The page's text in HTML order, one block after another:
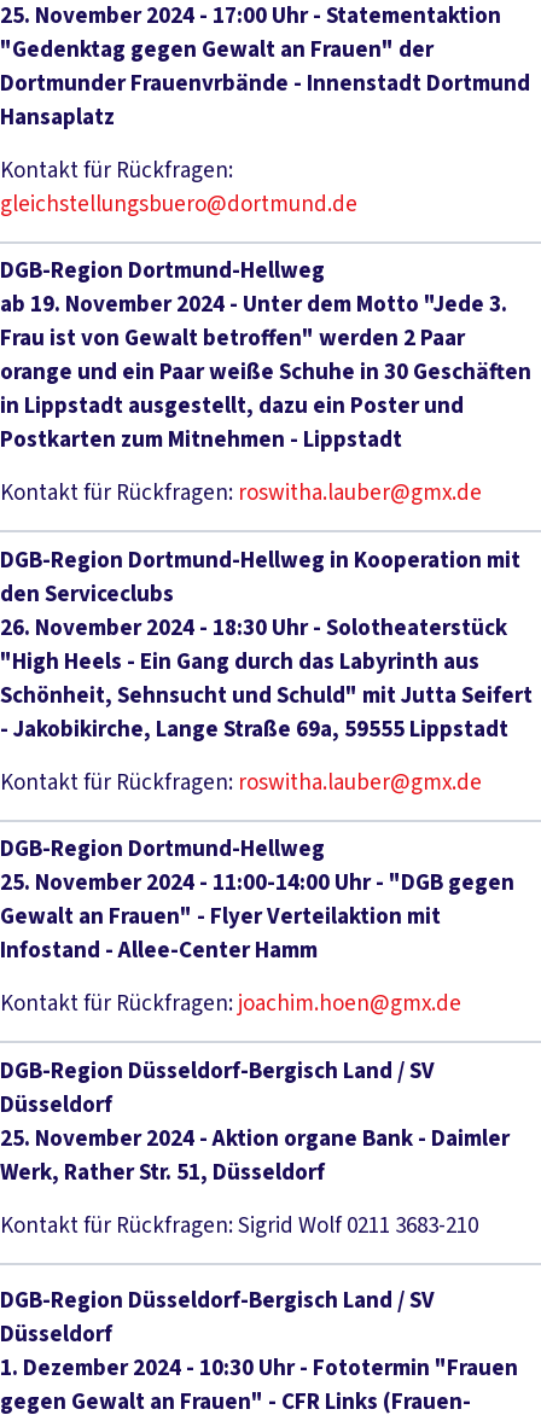
25. November 2024 - 17:00 Uhr - Statementaktion
"Gedenktag gegen Gewalt an Frauen" der
Dortmunder Frauenvrbände - Innenstadt Dortmund
Hansaplatz
Kontakt für Rückfragen:
gleichstellungsbuero@dortmund.de
DGB-Region Dortmund-Hellweg
ab 19. November 2024 - Unter dem Motto "Jede 3.
Frau ist von Gewalt betroffen" werden 2 Paar
orange und ein Paar weiße Schuhe in 30 Geschäften
in Lippstadt ausgestellt, dazu ein Poster und
Postkarten zum Mitnehmen - Lippstadt
Kontakt für Rückfragen: roswitha.lauber@gmx.de
DGB-Region Dortmund-Hellweg in Kooperation mit
den Serviceclubs
26. November 2024 - 18:30 Uhr - Solotheaterstück
"High Heels - Ein Gang durch das Labyrinth aus
Schönheit, Sehnsucht und Schuld" mit Jutta Seifert
- Jakobikirche, Lange Straße 69a, 59555 Lippstadt
Kontakt für Rückfragen: roswitha.lauber@gmx.de
DGB-Region Dortmund-Hellweg
25. November 2024 - 11:00-14:00 Uhr - "DGB gegen
Gewalt an Frauen" - Flyer Verteilaktion mit
Infostand - Allee-Center Hamm
Kontakt für Rückfragen:joachim.hoen@gmx.de
DGB-Region Düsseldorf-Bergisch Land / SV
Düsseldorf
25. November 2024 - Aktion organe Bank - Daimler
Werk, Rather Str. 51, Düsseldorf
Kontakt für Rückfragen: Sigrid Wolf 0211 3683-210
DGB-Region Düsseldorf-Bergisch Land / SV
Düsseldorf
1. Dezember 2024 - 10:30 Uhr - Fototermin "Frauen
gegen Gewalt an Frauen" - CFR Links (Frauen-